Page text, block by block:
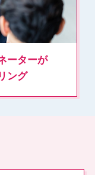
ーターが
ング